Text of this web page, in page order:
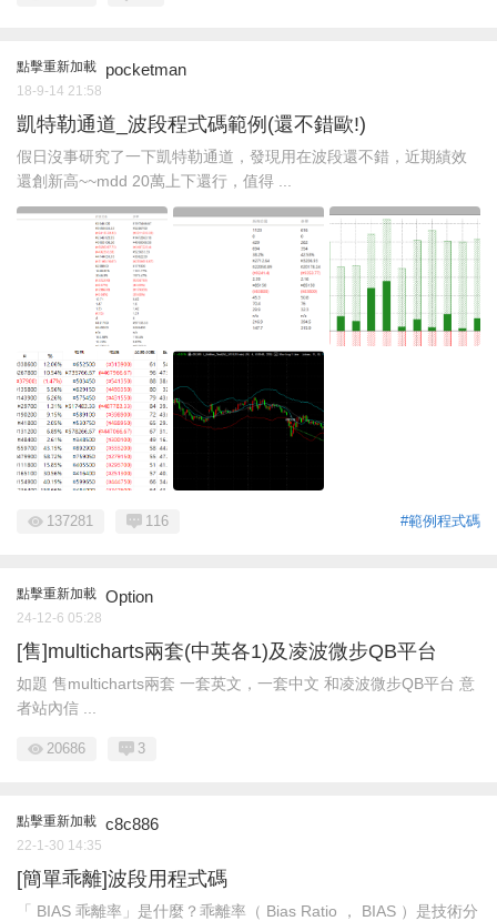
點擊重新加載 pocketman
18-9-14 21:58
凱特勒通道_波段程式碼範例(還不錯歐!)
假日沒事研究了一下凱特勒通道，發現用在波段還不錯，近期績效
還創新高~~mdd 20萬上下還行，值得 ...
#範例程式碼
137281 116
點擊重新加載 Option
24-12-6 05:28
[售]multicharts兩套(中英各1)及凌波微步QB平台
如題 售multicharts兩套 一套英文，一套中文 和凌波微步QB平台 意
者站內信 ...
20686 3
點擊重新加載 c8c886
22-1-30 14:35
[簡單乖離]波段用程式碼
「 BIAS 乖離率」是什麼？乖離率（ Bias Ratio ， BIAS ）是技術分